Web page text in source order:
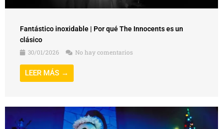
Fantástico inoxidable | Por qué The Innocents es un
clásico
30/01/2026
No hay comentarios
LEER MÁS →